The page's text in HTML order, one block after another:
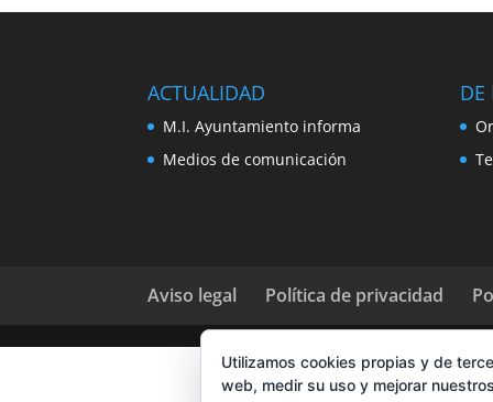
ACTUALIDAD
M.I. Ayuntamiento informa
Medios de comunicación
DE
Aviso legal Política de privacidad
Utilizamos cookies propias y de
web, medir su uso y mejorar